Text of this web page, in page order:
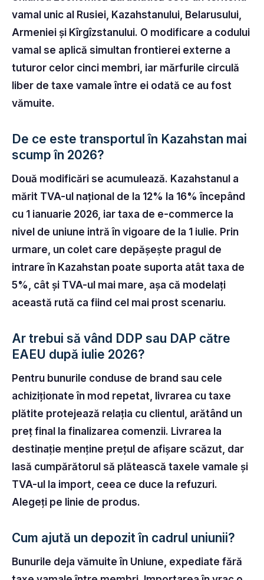
vamal unic al Rusiei, Kazahstanului, Belarusului,
Armeniei și Kîrgîzstanului. O modificare a codului
vamal se aplică simultan frontierei externe a
tuturor celor cinci membri, iar mărfurile circulă
liber de taxe vamale între ei odată ce au fost
vămuite.
De ce este transportul în Kazahstan mai
scump în 2026?
Două modificări se acumulează. Kazahstanul a
mărit TVA-ul național de la 12% la 16% începând
cu 1 ianuarie 2026, iar taxa de e-commerce la
nivel de uniune intră în vigoare de la 1 iulie. Prin
urmare, un colet care depășește pragul de
intrare în Kazahstan poate suporta atât taxa de
5%, cât și TVA-ul mai mare, așa că modelați
această rută ca fiind cel mai prost scenariu.
Ar trebui să vând DDP sau DAP către
EAEU după iulie 2026?
Pentru bunurile conduse de brand sau cele
achiziționate în mod repetat, livrarea cu taxe
plătite protejează relația cu clientul, arătând un
preț final la finalizarea comenzii. Livrarea la
destinație menține prețul de afișare scăzut, dar
lasă cumpărătorul să plătească taxele vamale și
TVA-ul la import, ceea ce duce la refuzuri.
Alegeți pe linie de produs.
Cum ajută un depozit în cadrul uniunii?
Bunurile deja vămuite în Uniune, expediate fără